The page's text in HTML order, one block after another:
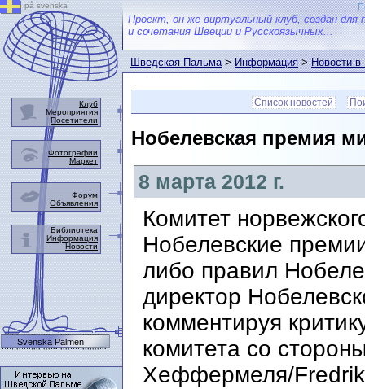
Проект, он же виртуальный клуб, создан для
и сочетания Швеции и Русскоязычных...
Шведская Пальма>Информация>Новости
Список новостей
Нобелевская премия
8 марта 2012 г.
Комитет
Нобелевские
либо правил
директор
комментируя
комитета со
Хеффермеля/
på svenska
Клуб
Мероприятия
Посетители
Фотографии
Маркет
Форум
Объявления
Библиотека
Информация
Новости
Svenska Palmen